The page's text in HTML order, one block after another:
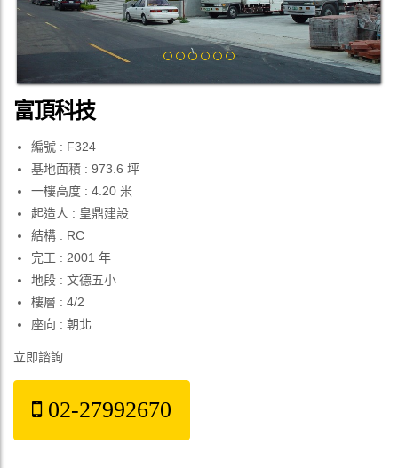
富頂科技
編號 : F324
基地面積 : 973.6 坪
一樓高度 : 4.20 米
起造人 : 皇鼎建設
結構 : RC
完工 : 2001 年
地段 : 文德五小
樓層 : 4/2
座向 : 朝北
立即諮詢
02-27992670